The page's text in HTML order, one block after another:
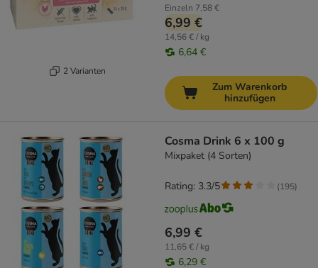
2 Varianten
Einzeln 7,58 €
6,99 €
14,56 € / kg
6,64 €
Zum Warenkorb
hinzufügen
Cosma Drink 6 x 100 g
Mixpaket (4 Sorten)
6,99 €
11,65 € / kg
6,29 €
Rating: 3.3/5 (195)